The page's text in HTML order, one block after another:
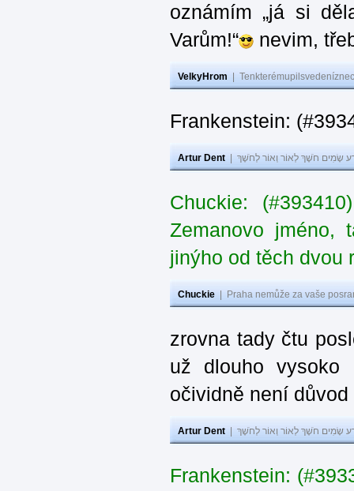
oznámím „já si
Varům!“
nevim,
VelkyHrom
Frankenstein:
Artur Dent שָׂמִים חֹשֶׁךְ לְאוֹר וְאוֹר לְחֹשֶׁךְ
Chuckie:
Zemanovo jméno,
jinýho od těch dvou
Chuckie Praha nemůže za vaše
zrovna tady čtu
už dlouho
očividně není
Artur Dent שָׂמִים חֹשֶׁךְ לְאוֹר וְאוֹר לְחֹשֶׁךְ
Frankenstein: